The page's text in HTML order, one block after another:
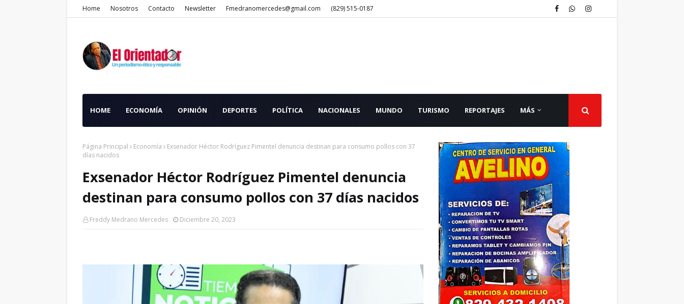
Home Nosotros Contacto Newsletter Fmedranomercedes@gmail.com (829) 515-0187
HOME ECONOMÍA OPINIÓN DEPORTES POLÍTICA NACIONALES MUNDO TURISMO REPORTAJES MÁS
Página Principal Economía
Exsenador Héctor Rodríguez Pimentel denuncia destinan para consumo pollos con 37
días nacidos
Exsenador Héctor Rodríguez Pimentel denuncia
destinan para consumo pollos con 37 días nacidos
Freddy Medrano Mercedes Diciembre 20, 2023